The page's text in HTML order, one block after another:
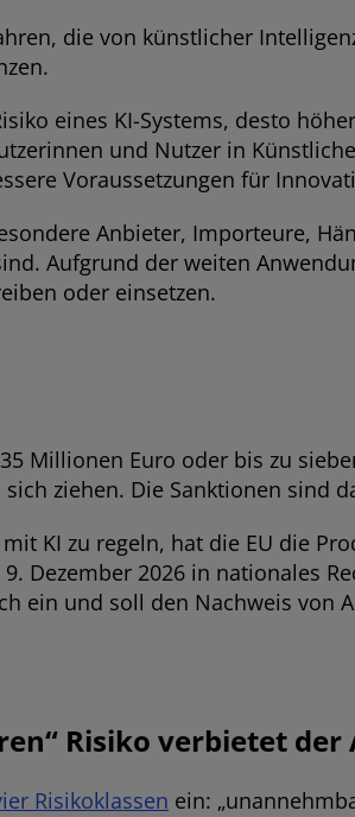
die von künstlicher
eines KI-Systems, desto
und Nutzer in
Voraussetzungen für
Anbieter, Importeure,
Aufgrund der weiten
oder einsetzen.
Millionen Euro oder bis zu
ziehen. Die Sanktionen sind
KI zu regeln, hat die EU die
Dezember 2026 in nationales
ein und soll den Nachweis von
Risiko verbietet der
Risikoklassen ein: